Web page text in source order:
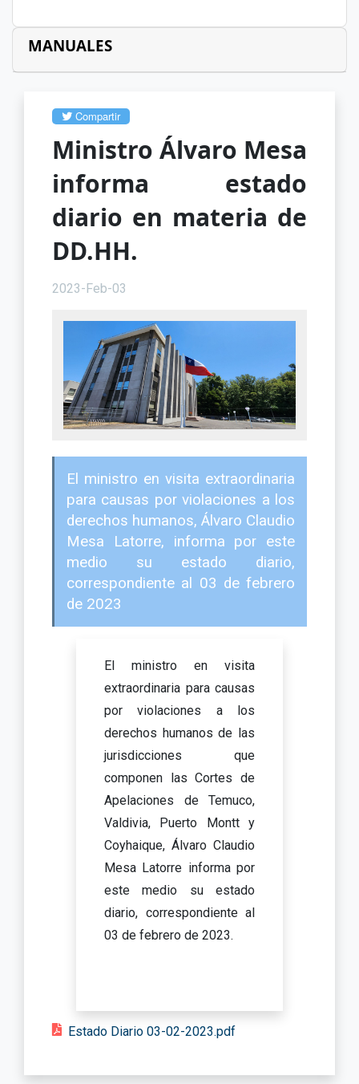
MANUALES
Compartir
Ministro Álvaro Mesa
informa estado
diario en materia de
DD.HH.
2023-Feb-03
El ministro en visita extraordinaria
para causas por violaciones a los
derechos humanos, Álvaro Claudio
Mesa Latorre, informa por este
medio su estado diario,
correspondiente al 03 de febrero
de 2023
El ministro en visita
extraordinaria para causas
por violaciones a los
derechos humanos de las
jurisdicciones que
componen las Cortes de
Apelaciones de Temuco,
Valdivia, Puerto Montt y
Coyhaique, Álvaro Claudio
Mesa Latorre informa por
este medio su estado
diario, correspondiente al
03 de febrero de 2023.
Estado Diario 03-02-2023.pdf